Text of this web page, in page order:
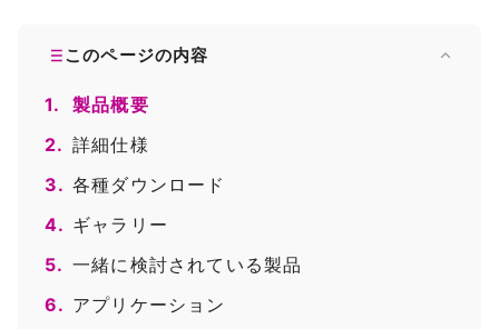
このページの内容
1.
製品概要
2. 詳細仕様
3. 各種ダウンロード
4. ギャラリー
5. 一緒に検討されている製品
6. アプリケーション